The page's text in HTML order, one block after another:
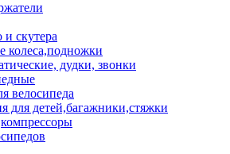
и скутера
колеса,подножки
дудки, звонки
велосипеда
для детей,багажники,стяжки